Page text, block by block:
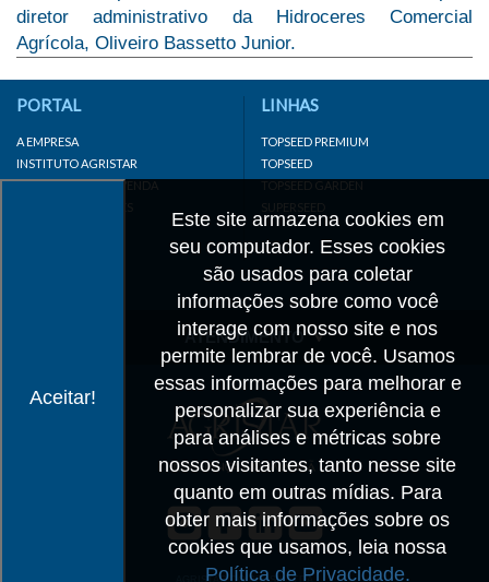
diretor administrativo da Hidroceres Comercial
Agrícola, Oliveiro Bassetto Junior.
Aceitar!
Este site armazena cookies em
seu computador. Esses cookies
são usados para coletar
informações sobre como você
interage com nosso site e nos
permite lembrar de você. Usamos
essas informações para melhorar e
personalizar sua experiência e
para análises e métricas sobre
nossos visitantes, tanto nesse site
quanto em outras mídias. Para
obter mais informações sobre os
cookies que usamos, leia nossa
Política de Privacidade.
PORTAL
A EMPRESA
INSTITUTO AGRISTAR
DISTRIBUIDOR/REVENDA
LINKS IMPORTANTES
LINHAS
TOPSEED PREMIUM
TOPSEED
TOPSEED GARDEN
SUPERSEED
ATENDIMENTO
CADASTRO
TRABALHE CONOSCO
AGRISTAR DO BRASIL LTDA